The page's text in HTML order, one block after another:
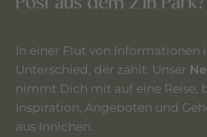
In einer Flut von Informationen
Unterschied, der zählt. Unser
nimmt Dich mit auf eine Reise,
Inspiration, Angeboten und
aus Innichen.